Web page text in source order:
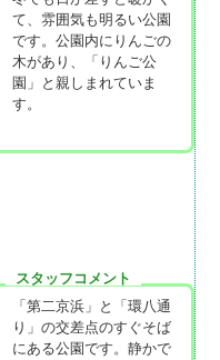
て、雰囲気も明るい公園
です。公園内にりんごの
木があり、「りんご公
園」と親しまれていま
す。
スタッフコメント
「第二京浜」と「環八通
り」の交差点のすぐそば
にある公園です。静かで